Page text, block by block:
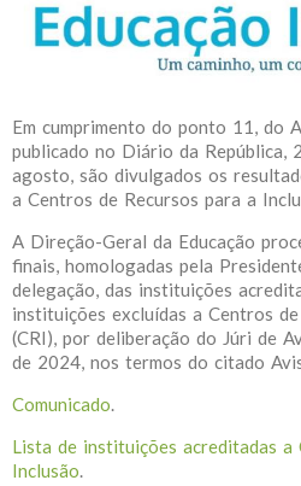
Em cumprimento do ponto 11, do
publicado no Diário da República,
agosto, são divulgados os
a Centros de Recursos para a
A Direção-Geral da Educação
finais, homologadas pela
delegação, das instituições
instituições excluídas a Centros
(CRI), por deliberação do Júri de
de 2024, nos termos do citado
Comunicado.
Lista de instituições acreditadas a
Inclusão.